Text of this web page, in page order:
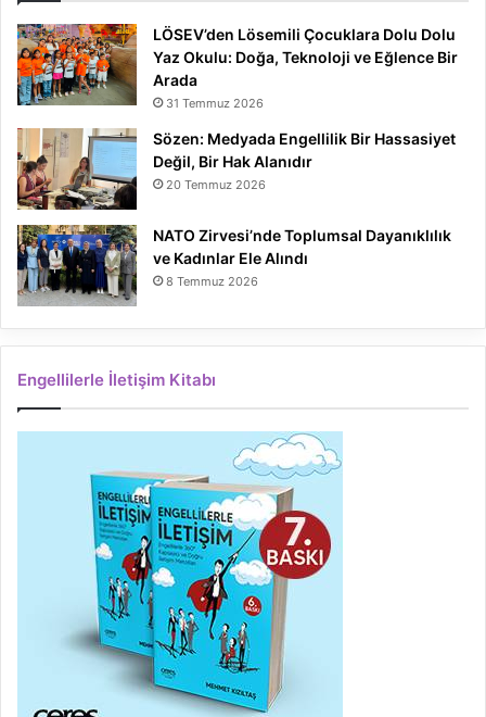
LÖSEV’den Lösemili Çocuklara Dolu Dolu
Yaz Okulu: Doğa, Teknoloji ve Eğlence Bir
Arada
31 Temmuz 2026
Sözen: Medyada Engellilik Bir Hassasiyet
Değil, Bir Hak Alanıdır
20 Temmuz 2026
NATO Zirvesi’nde Toplumsal Dayanıklılık
ve Kadınlar Ele Alındı
8 Temmuz 2026
Engellilerle İletişim Kitabı